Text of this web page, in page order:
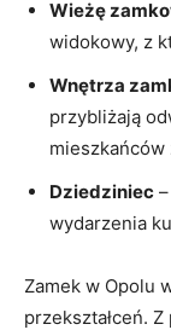
Wieżę
widokowy, ‍z
Wnętrza
przybliżają
mieszkańców
Dziedziniec
wydarzenia⁣
Zamek w Opolu
przekształceń.‍